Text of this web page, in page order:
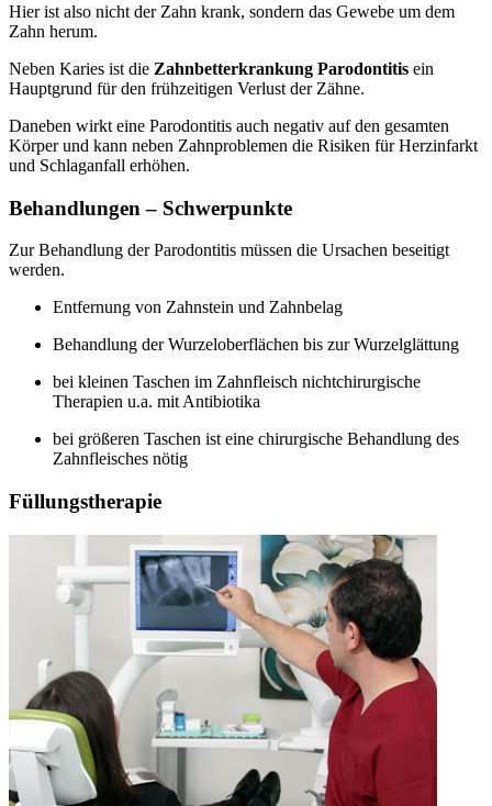
Hier ist also nicht der Zahn krank, sondern das Gewebe um dem
Zahn herum.
Neben Karies ist die Zahnbetterkrankung Parodontitis ein
Hauptgrund für den frühzeitigen Verlust der Zähne.
Daneben wirkt eine Parodontitis auch negativ auf den gesamten
Körper und kann neben Zahnproblemen die Risiken für Herzinfarkt
und Schlaganfall erhöhen.
Behandlungen – Schwerpunkte
Zur Behandlung der Parodontitis müssen die Ursachen beseitigt
werden.
Entfernung von Zahnstein und Zahnbelag
Behandlung der Wurzeloberflächen bis zur Wurzelglättung
bei kleinen Taschen im Zahnfleisch nichtchirurgische
Therapien u.a. mit Antibiotika
bei größeren Taschen ist eine chirurgische Behandlung des
Zahnfleisches nötig
Füllungstherapie